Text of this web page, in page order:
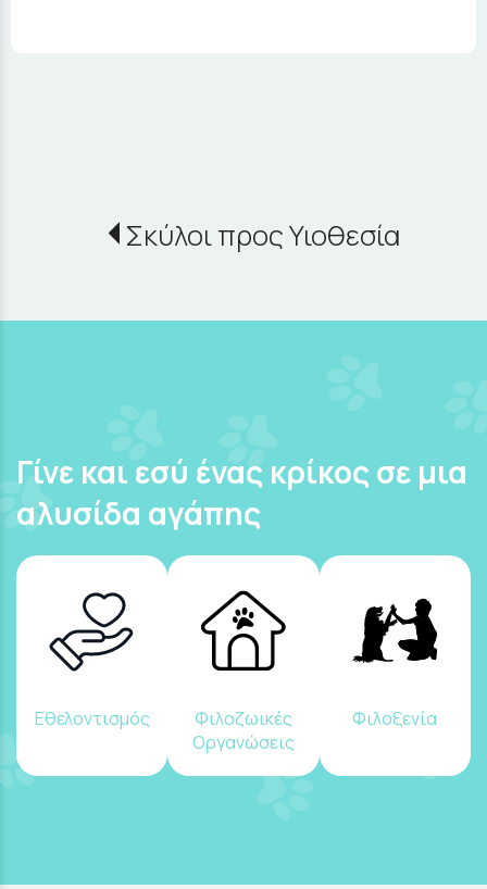
Σκύλοι προς Υιοθεσία
Γίνε και εσύ ένας κρίκος σε μια
αλυσίδα αγάπης
Εθελοντισμός
Φιλοζωικές
Οργανώσεις
Φιλοξενία